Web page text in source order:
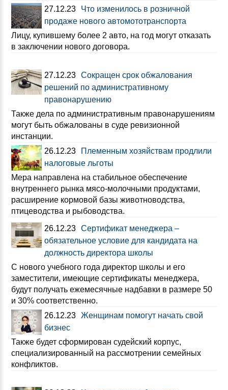
27.12.23
Что изменилось в розничной
продаже нового автомототранспорта
Лицу, купившему более 2 авто, на год могут отказать
в заключении нового договора.
27.12.23 Сокращен срок обжалования
решений по административному
правонарушению
Также дела по административным правонарушениям
могут быть обжалованы в суде ревизионной
инстанции.
26.12.23
Племенным хозяйствам продлили
налоговые льготы
Мера направлена на стабильное обеспечение
внутреннего рынка мясо-молочными продуктами,
расширение кормовой базы животноводства,
птицеводства и рыбоводства.
26.12.23 Сертификат менеджера –
обязательное условие для кандидата на
должность директора школы
С нового учебного года директор школы и его
заместители, имеющие сертификаты менеджера,
будут получать ежемесячные надбавки в размере 50
и 30% соответственно.
26.12.23 Женщинам помогут начать свой
бизнес
Также будет сформирован судейский корпус,
специализированный на рассмотрении семейных
конфликтов.